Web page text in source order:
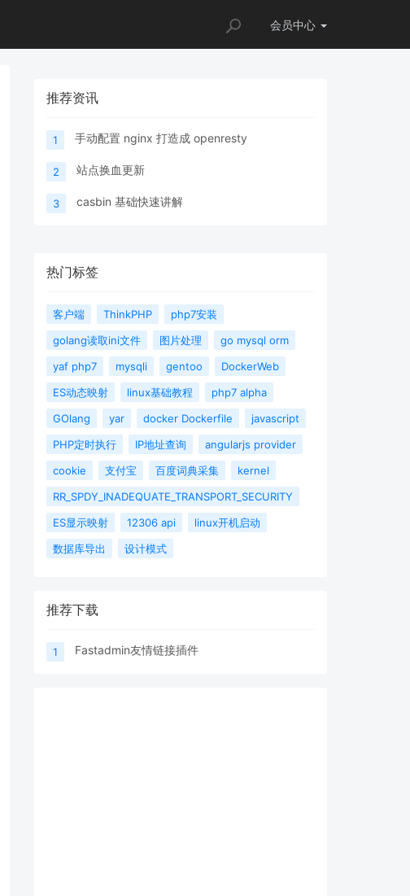
会员中心
推荐资讯
1 手动配置 nginx 打造成 openresty
2 站点换血更新
3 casbin 基础快速讲解
热门标签
客户端 ThinkPHP
php7安装
golang读取ini文件
图片处理
go mysql orm
yaf php7
mysqli gentoo
DockerWeb
ES动态映射
linux基础教程
php7 alpha
GOlang
yar docker Dockerfile
javascript
PHP定时执行
IP地址查询
angularjs provider
cookie
支付宝 百度词典采集
kernel
RR_SPDY_INADEQUATE_TRANSPORT_SECURITY
ES显示映射
12306 api
linux开机启动
数据库导出
设计模式
推荐下载
1 Fastadmin友情链接插件